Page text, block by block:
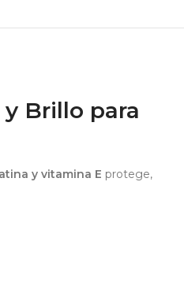
Brillo para
y vitamina E protege,